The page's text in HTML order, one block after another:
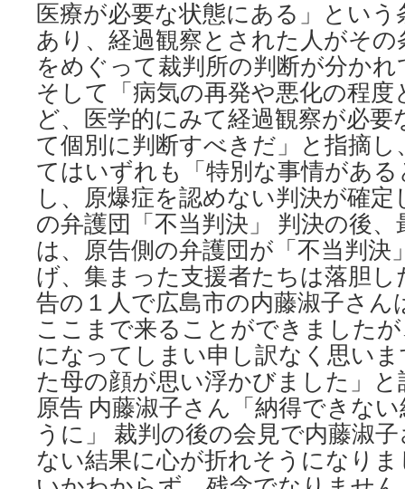
医療が必要な状態にある」とい
あり、経過観察とされた人がそ
をめぐって裁判所の判断が分か
そして「病気の再発や悪化の程
ど、医学的にみて経過観察が必
て個別に判断すべきだ」と指摘
てはいずれも「特別な事情があ
し、原爆症を認めない判決が確
の弁護団「不当判決」 判決の後
は、原告側の弁護団が「不当判決
げ、集まった支援者たちは落胆
告の１人で広島市の内藤淑子さ
ここまで来ることができました
になってしまい申し訳なく思い
た母の顔が思い浮かびました」
原告 内藤淑子さん「納得できな
うに」 裁判の後の会見で内藤淑
ない結果に心が折れそうになり